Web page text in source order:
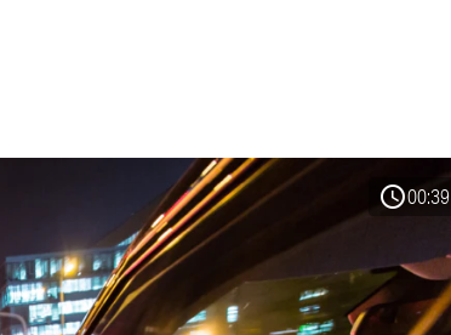
schedule00:39